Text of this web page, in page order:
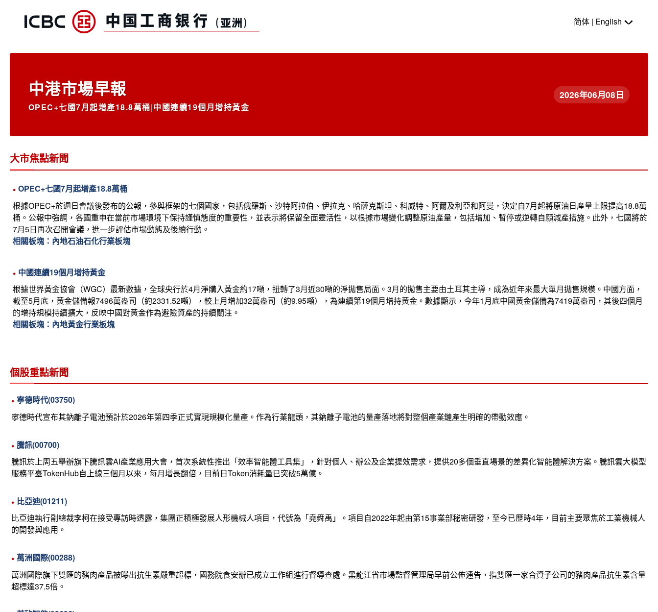
简体 | English
中港市場早報
OPEC+七國7月起增產18.8萬桶|中國連續19個月增持黃金
2026年06月08日
大市焦點新聞
OPEC+七國7月起增產18.8萬桶
根據OPEC+於週日會議後發布的公報，參與框架的七個國家，包括俄羅斯、沙特阿拉伯、伊拉克、哈薩克斯坦、科威特、阿爾及利亞和阿曼，決定自7月起將原油日產量上限提高18.8萬
桶。公報中強調，各國重申在當前市場環境下保持謹慎態度的重要性，並表示將保留全面靈活性，以根據市場變化調整原油產量，包括增加、暫停或逆轉自願減產措施。此外，七國將於
7月5日再次召開會議，進一步評估市場動態及後續行動。
相關板塊：內地石油石化行業板塊
中國連續19個月增持黃金
根據世界黃金協會（WGC）最新數據，全球央行於4月淨購入黃金約17噸，扭轉了3月近30噸的淨拋售局面。3月的拋售主要由土耳其主導，成為近年來最大單月拋售規模。中國方面，
截至5月底，黃金儲備報7496萬盎司（約2331.52噸），較上月增加32萬盎司（約9.95噸），為連續第19個月增持黃金。數據顯示，今年1月底中國黃金儲備為7419萬盎司，其後四個月
的增持規模持續擴大，反映中國對黃金作為避險資產的持續關注。
相關板塊：內地黃金行業板塊
個股重點新聞
寧德時代(03750)
寧德時代宣布其鈉離子電池預計於2026年第四季正式實現規模化量產。作為行業龍頭，其鈉離子電池的量產落地將對整個產業鏈產生明確的帶動效應。
騰訊(00700)
騰訊於上周五舉辦旗下騰訊雲AI產業應用大會，首次系統性推出「效率智能體工具集」，針對個人、辦公及企業提效需求，提供20多個垂直場景的差異化智能體解決方案。騰訊雲大模型
服務平臺TokenHub自上線三個月以來，每月增長翻倍，目前日Token消耗量已突破5萬億。
比亞迪(01211)
比亞迪執行副總裁李柯在接受專訪時透露，集團正積極發展人形機械人項目，代號為「堯舜禹」。項目自2022年起由第15事業部秘密研發，至今已歷時4年，目前主要聚焦於工業機械人
的開發與應用。
萬洲國際(00288)
萬洲國際旗下雙匯的豬肉產品被曝出抗生素嚴重超標，國務院食安辦已成立工作組進行督導查處。黑龍江省市場監督管理局早前公佈通告，指雙匯一家合資子公司的豬肉產品抗生素含量
超標達37.5倍。